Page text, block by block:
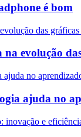
é bom
evolução
ajuda no